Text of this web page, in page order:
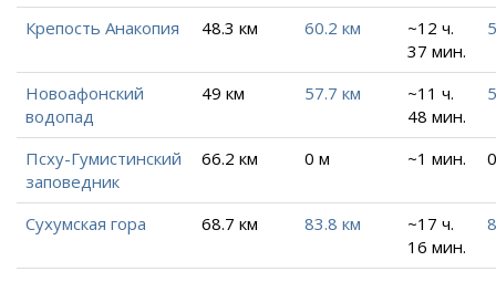
Крепость Анакопия 48.3 км 60.2 км
~12 ч.
37 мин.
Новоафонский
водопад
49 км 57.7 км
~11 ч.
48 мин.
Псху-Гумистинский
заповедник
66.2 км 0 м ~1 мин.
Сухумская гора 68.7 км 83.8 км
~17 ч.
16 мин.